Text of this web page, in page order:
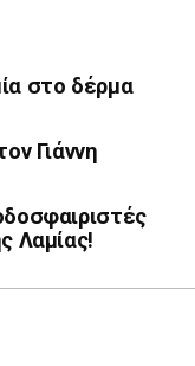
στο δέρμα
Γιάννη
Λαμίας!